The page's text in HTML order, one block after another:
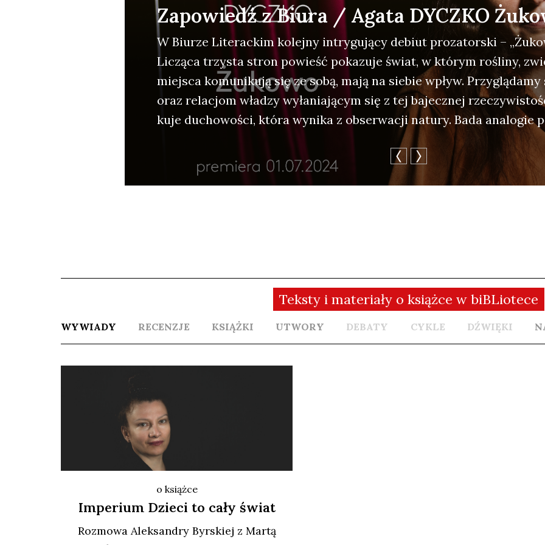
Zapowiedź z Biura / Agata DYCZKO
W Biu­rze Lite­rac­kim kolej­ny intry­gu­ją­cy debiut pro­za­tor­ski –
Liczą­ca trzy­sta stron powieść poka­zu­je świat, w któ­rym rośli­ny,
miej­sca komu­ni­ku­ją się ze sobą, mają na sie­bie wpływ.
oraz rela­cjom wła­dzy wyła­nia­ją­cym się z tej bajecz­nej
ku­je ducho­wo­ści, któ­ra wyni­ka z obser­wa­cji natu­ry. Bada ana­lo­gie
Teksty i materiały o książce w biBLiotece
WYWIADY RECENZJE KSIĄŻKI UTWORY DEBATY CYKLE DŹWIĘKI
o książce
Imperium Dzieci to cały świat
Roz­mo­wa Alek­san­dry Byr­skiej z Mar­tą